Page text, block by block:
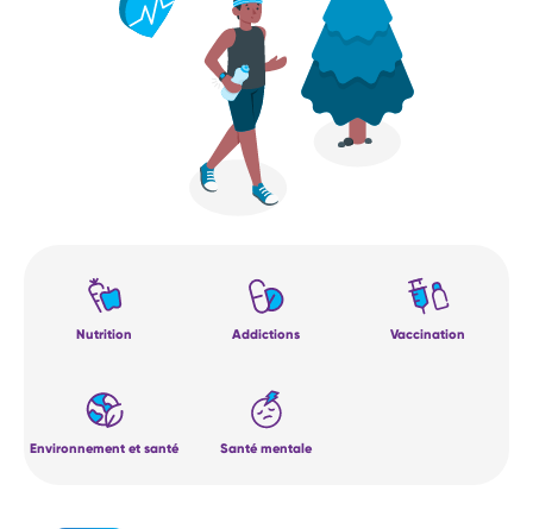
Nutrition Addictions Vaccination
Environnement et santé Santé mentale